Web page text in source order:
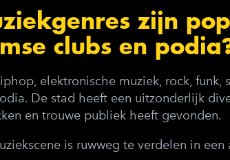
zijn
clubs en
elektronische muziek, rock,
De stad heeft een uitzonderlijk
en trouwe publiek heeft gevonden.
is ruwweg te verdelen in